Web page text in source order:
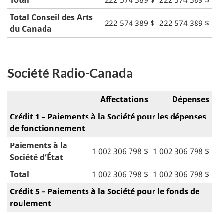
Total Conseil des Arts
du Canada
222 574 389 $ 222 574 389 $
Société Radio-Canada
Affectations
Dépenses
Crédit 1 – Paiements à la Société pour les dépenses
de fonctionnement
Paiements à la
Société d’État
1 002 306 798 $ 1 002 306 798 $
Total 1 002 306 798 $ 1 002 306 798 $
Crédit 5 – Paiements à la Société pour le fonds de
roulement